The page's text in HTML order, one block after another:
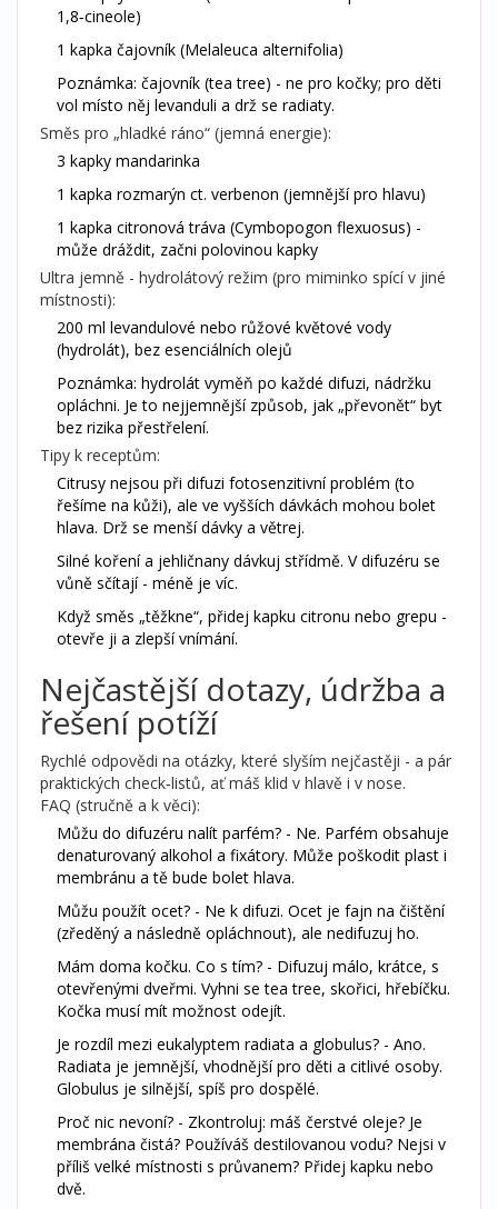
1,8‑cineole)
1 kapka čajovník (Melaleuca alternifolia)
Poznámka: čajovník (tea tree) - ne pro kočky; pro děti
vol místo něj levanduli a drž se radiaty.
Směs pro „hladké ráno“ (jemná energie):
3 kapky mandarinka
1 kapka rozmarýn ct. verbenon (jemnější pro hlavu)
1 kapka citronová tráva (Cymbopogon flexuosus) -
může dráždit, začni polovinou kapky
Ultra jemně - hydrolátový režim (pro miminko spící v jiné
místnosti):
200 ml levandulové nebo růžové květové vody
(hydrolát), bez esenciálních olejů
Poznámka: hydrolát vyměň po každé difuzi, nádržku
opláchni. Je to nejjemnější způsob, jak „převonět“ byt
bez rizika přestřelení.
Tipy k receptům:
Citrusy nejsou při difuzi fotosenzitivní problém (to
řešíme na kůži), ale ve vyšších dávkách mohou bolet
hlava. Drž se menší dávky a větrej.
Silné koření a jehličnany dávkuj střídmě. V difuzéru se
vůně sčítají - méně je víc.
Když směs „těžkne“, přidej kapku citronu nebo grepu -
otevře ji a zlepší vnímání.
Nejčastější dotazy, údržba a
řešení potíží
Rychlé odpovědi na otázky, které slyším nejčastěji - a pár
praktických check‑listů, ať máš klid v hlavě i v nose.
FAQ (stručně a k věci):
Můžu do difuzéru nalít parfém? - Ne. Parfém obsahuje
denaturovaný alkohol a fixátory. Může poškodit plast i
membránu a tě bude bolet hlava.
Můžu použít ocet? - Ne k difuzi. Ocet je fajn na čištění
(zředěný a následně opláchnout), ale nedifuzuj ho.
Mám doma kočku. Co s tím? - Difuzuj málo, krátce, s
otevřenými dveřmi. Vyhni se tea tree, skořici, hřebíčku.
Kočka musí mít možnost odejít.
Je rozdíl mezi eukalyptem radiata a globulus? - Ano.
Radiata je jemnější, vhodnější pro děti a citlivé osoby.
Globulus je silnější, spíš pro dospělé.
Proč nic nevoní? - Zkontroluj: máš čerstvé oleje? Je
membrána čistá? Používáš destilovanou vodu? Nejsi v
příliš velké místnosti s průvanem? Přidej kapku nebo
dvě.